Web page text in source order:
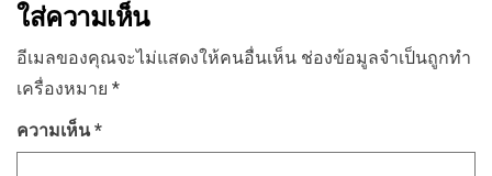
ใส่ความเห็น
อีเมลของคุณจะไม่แสดงให้คนอื่นเห็น ช่องข้อมูลจำเป็นถูกทำ
เครื่องหมาย *
ความเห็น*